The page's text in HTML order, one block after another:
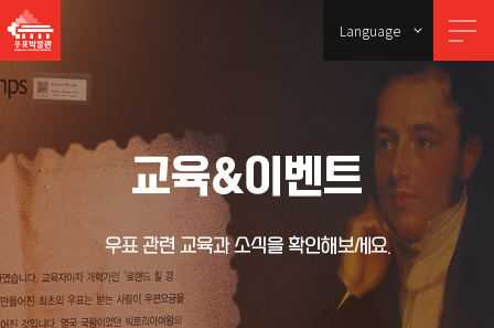
Language
교육&이벤트
우표 관련 교육과 소식을 확인해보세요.